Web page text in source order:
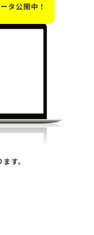
タ公開中！
す。